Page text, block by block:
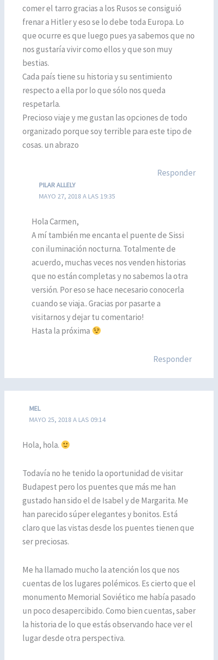
comer el tarro gracias a los Rusos se consiguió
frenar a Hitler y eso se lo debe toda Europa. Lo
que ocurre es que luego pues ya sabemos que no
nos gustaría vivir como ellos y que son muy
bestias.
Cada país tiene su historia y su sentimiento
respecto a ella por lo que sólo nos queda
respetarla.
Precioso viaje y me gustan las opciones de todo
organizado porque soy terrible para este tipo de
cosas. un abrazo
Responder
PILAR ALLELY
MAYO 27, 2018 A LAS 19:35
Hola Carmen,
A mí también me encanta el puente de Sissi
con iluminación nocturna. Totalmente de
acuerdo, muchas veces nos venden historias
que no están completas y no sabemos la otra
versión. Por eso se hace necesario conocerla
cuando se viaja.. Gracias por pasarte a
visitarnos y dejar tu comentario!
Hasta la próxima
Responder
MEL
MAYO 25, 2018 A LAS 09:14
Hola, hola.
Todavía no he tenido la oportunidad de visitar
Budapest pero los puentes que más me han
gustado han sido el de Isabel y de Margarita. Me
han parecido súper elegantes y bonitos. Está
claro que las vistas desde los puentes tienen que
ser preciosas.
Me ha llamado mucho la atención los que nos
cuentas de los lugares polémicos. Es cierto que el
monumento Memorial Soviético me había pasado
un poco desapercibido. Como bien cuentas, saber
la historia de lo que estás observando hace ver el
lugar desde otra perspectiva.